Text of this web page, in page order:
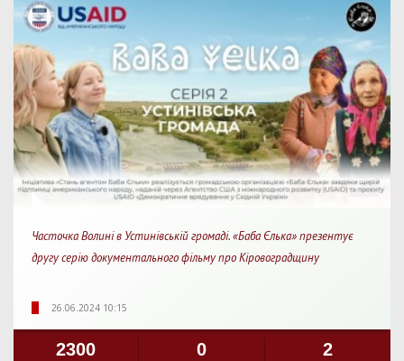
Часточка Волині в Устинівській громаді. «Баба Єлька» презентує
другу серію документального фільму про Кіровоградщину
26.06.2024 10:15
2300 0 2